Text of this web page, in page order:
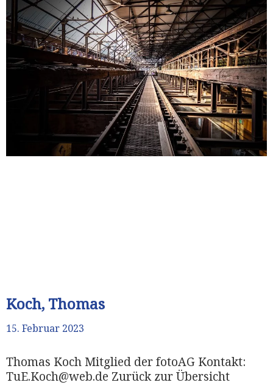
Koch, Thomas
15. Februar 2023
Thomas Koch Mitglied der fotoAG Kontakt:
TuE.Koch@web.de Zurück zur Übersicht